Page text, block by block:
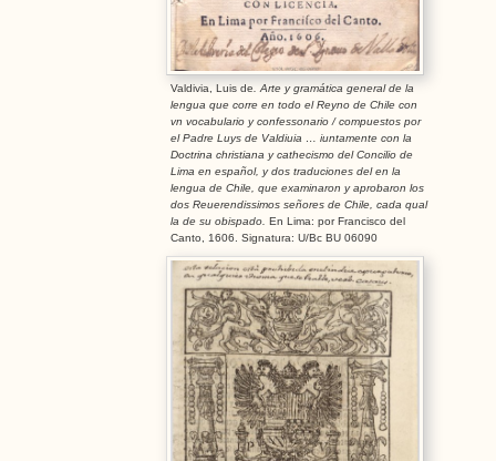
Valdivia, Luis de . Arte y gramática general de la
lengua que corre en todo el Reyno de Chile con
vn vocabulario y confessonario / compuestos por
el Padre Luys de Valdiuia … iuntamente con la
Doctrina christiana y cathecismo del Concilio de
Lima en español, y dos traduciones del en la
lengua de Chile, que examinaron y aprobaron los
dos Reuerendissimos señores de Chile, cada qual
la de su obispado. En Lima: por Francisco del
Canto, 1606. Signatura: U/Bc BU 06090